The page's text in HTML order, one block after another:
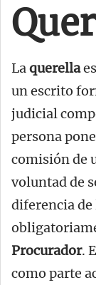
Laquerella
un escrito
judicial
persona
comisión de
voluntad de
diferencia
Procurador.
como parte